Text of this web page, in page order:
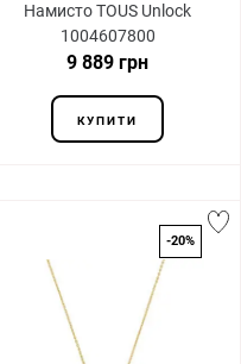
Намисто TOUS Unlock
1004607800
9 889 грн
КУПИТИ
-20%